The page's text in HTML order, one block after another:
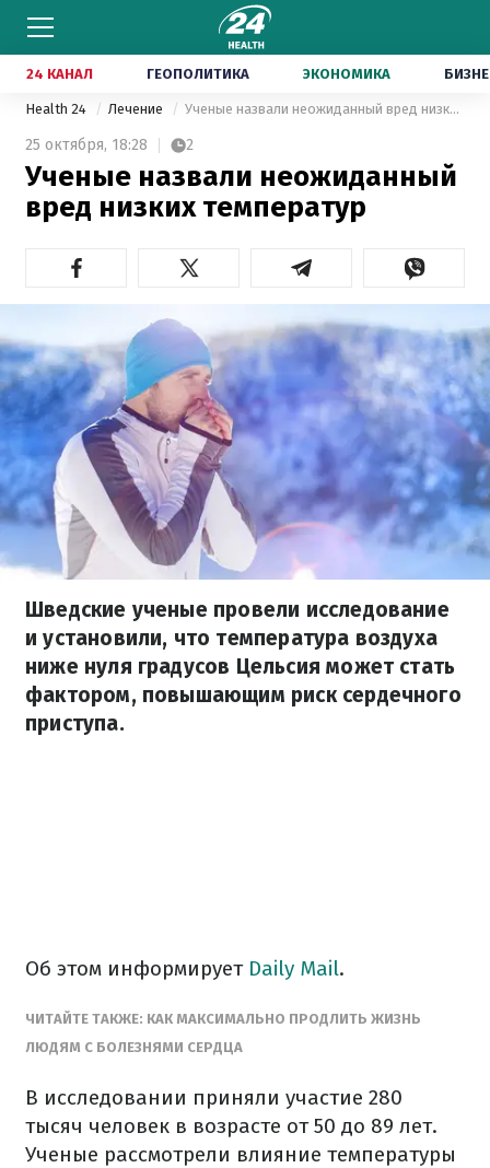
24 КАНАЛ ГЕОПОЛИТИКА ЭКОНОМИКА
Health 24 Лечение Ученые назвали неожиданный вред низких температур
25 октября, 18:28 2
Ученые назвали неожиданный
вред низких температур
Шведские ученые провели исследование
и установили, что температура воздуха
ниже нуля градусов Цельсия может стать
фактором, повышающим риск сердечного
приступа.
Об этом информирует Daily Mail.
ЧИТАЙТЕ ТАКЖЕ: КАК МАКСИМАЛЬНО ПРОДЛИТЬ ЖИЗНЬ
ЛЮДЯМ С БОЛЕЗНЯМИ СЕРДЦА
В исследовании приняли участие 280
тысяч человек в возрасте от 50 до 89 лет.
Ученые рассмотрели влияние температуры